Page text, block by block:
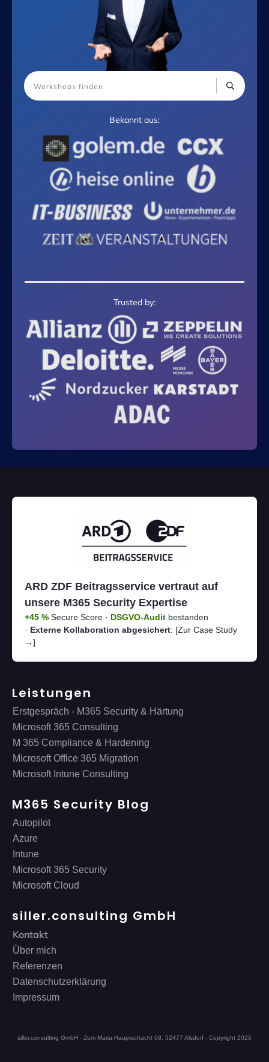
Bekannt aus:
Trusted by:
ARD ZDF Beitragsservice vertraut auf
unsere M365 Security Expertise
+45 % Secure Score · DSGVO-Audit bestanden
· Externe Kollaboration abgesichert: [Zur Case Study
→]
Leistungen
Erstgespräch - M365 Security & Härtung
Microsoft 365 Consulting
M 365 Compliance & Hardening
Microsoft Office 365 Migration
Microsoft Intune Consulting
M365 Security Blog
Autopilot
Azure
Intune
Microsoft 365 Security
Microsoft Cloud
siller.consulting GmbH
Kontakt
Über mich
Referenzen
Datenschutzerklärung
Impressum
siller.consulting GmbH - Zum Maria-Hauptschacht 68, 52477 Alsdorf - Copyright 2026